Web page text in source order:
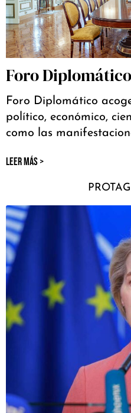
Foro Diplomático
Foro Diplomático
político, económico,
como las
LEER MÁS >